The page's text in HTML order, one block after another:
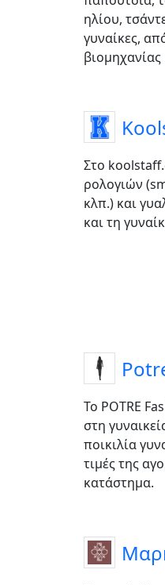
ηλίου,
γυναίκες,
Στο
ρολογιών
κλπ.) και
και τη
Το POTRE
στη
ποικιλία
τιμές της
κατάστημα.